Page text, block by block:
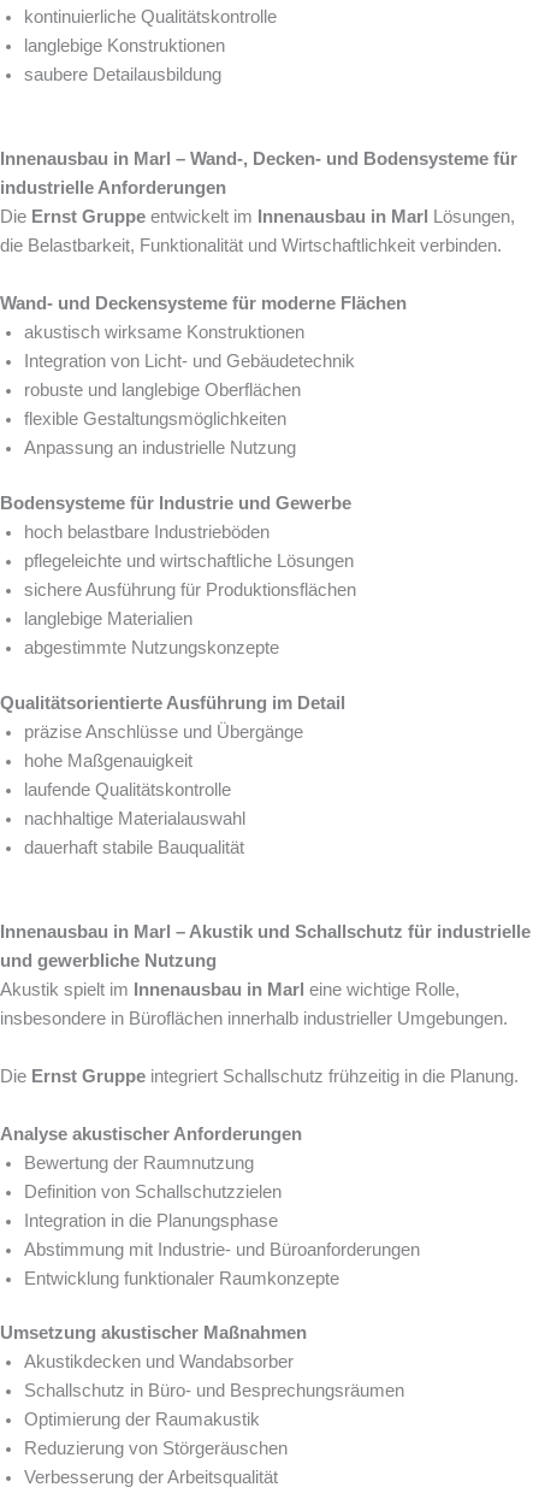
kontinuierliche Qualitätskontrolle
langlebige Konstruktionen
saubere Detailausbildung
Innenausbau in Marl – Wand-, Decken- und Bodensysteme für
industrielle Anforderungen
Die Ernst Gruppe entwickelt im Innenausbau in Marl
Lösungen,
die Belastbarkeit, Funktionalität und Wirtschaftlichkeit verbinden.
Wand- und Deckensysteme für moderne Flächen
akustisch wirksame Konstruktionen
Integration von Licht- und Gebäudetechnik
robuste und langlebige Oberflächen
flexible Gestaltungsmöglichkeiten
Anpassung an industrielle Nutzung
Bodensysteme für Industrie und Gewerbe
hoch belastbare Industrieböden
pflegeleichte und wirtschaftliche Lösungen
sichere Ausführung für Produktionsflächen
langlebige Materialien
abgestimmte Nutzungskonzepte
Qualitätsorientierte Ausführung im Detail
präzise Anschlüsse und Übergänge
hohe Maßgenauigkeit
laufende Qualitätskontrolle
nachhaltige Materialauswahl
dauerhaft stabile Bauqualität
Innenausbau in Marl – Akustik und Schallschutz für industrielle
und gewerbliche Nutzung
Akustik spielt im Innenausbau in Marl eine wichtige Rolle,
insbesondere in Büroflächen innerhalb industrieller Umgebungen.
Die Ernst Gruppe integriert Schallschutz frühzeitig in die Planung.
Analyse akustischer Anforderungen
Bewertung der Raumnutzung
Definition von Schallschutzzielen
Integration in die Planungsphase
Abstimmung mit Industrie- und Büroanforderungen
Entwicklung funktionaler Raumkonzepte
Umsetzung akustischer Maßnahmen
Akustikdecken und Wandabsorber
Schallschutz in Büro- und Besprechungsräumen
Optimierung der Raumakustik
Reduzierung von Störgeräuschen
Verbesserung der Arbeitsqualität